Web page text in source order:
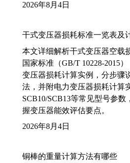
2026年8月4日
干式变压器损耗标准一览表及
本文详细解析干式变压器空载
国家标准（GB/T 10228-2015
变压器损耗计算实例，分步骤
法，并附电力变压器损耗计算
SCB10/SCB13等常见型号参
握变压器能效评估要点。
2026年8月4日
铜棒的重量计算方法有哪些